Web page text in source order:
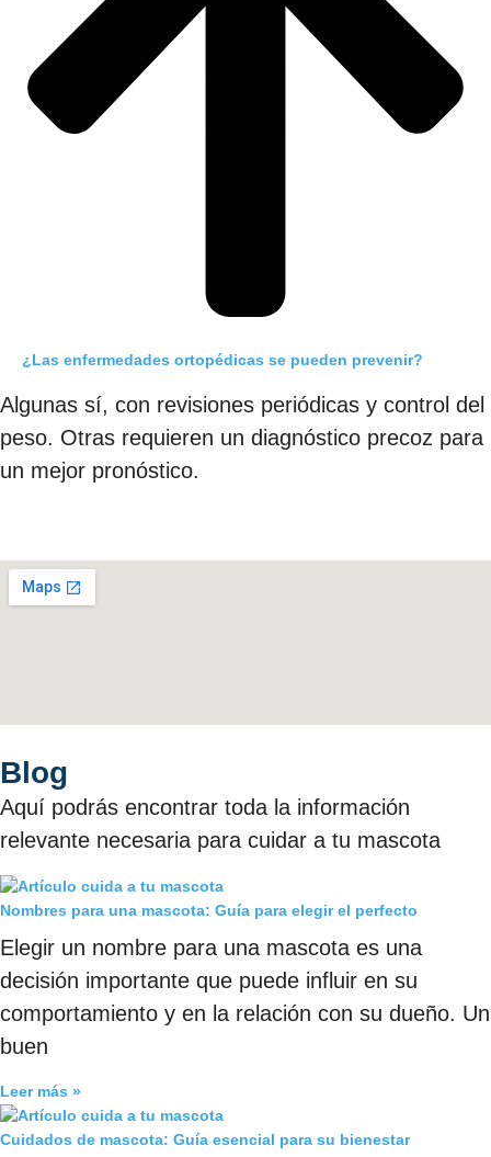
¿Las enfermedades ortopédicas se pueden prevenir?
Algunas sí, con revisiones periódicas y control del
peso. Otras requieren un diagnóstico precoz para
un mejor pronóstico.
Blog
Aquí podrás encontrar toda la información
relevante necesaria para cuidar a tu mascota
Nombres para una mascota: Guía para elegir el perfecto
Elegir un nombre para una mascota es una
decisión importante que puede influir en su
comportamiento y en la relación con su dueño. Un
buen
Leer más »
Cuidados de mascota: Guía esencial para su bienestar